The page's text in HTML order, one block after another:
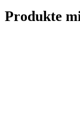
Produkte